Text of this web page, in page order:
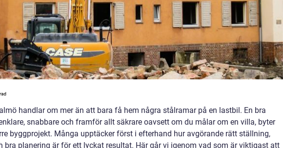
handlar om mer än att bara få hem några stålramar på en lastbil. En bra
snabbare och framför allt säkrare oavsett om du målar om en villa, byter
byggprojekt. Många upptäcker först i efterhand hur avgörande rätt ställning,
bra planering är för ett lyckat resultat. Här går vi igenom vad som är viktigast att